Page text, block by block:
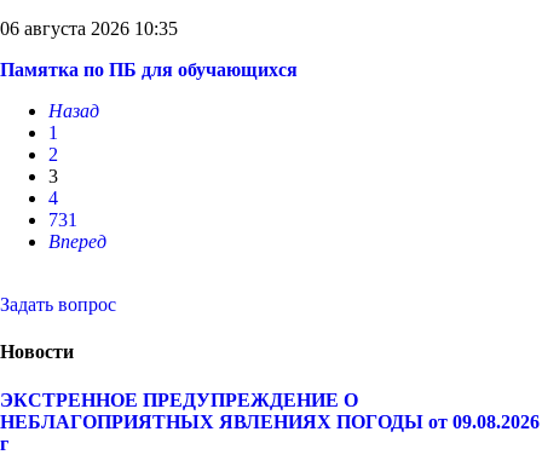
06 августа 2026 10:35
Памятка по ПБ для обучающихся
Назад
1
2
3
4
731
Вперед
Задать вопрос
Новости
ЭКСТРЕННОЕ ПРЕДУПРЕЖДЕНИЕ О
НЕБЛАГОПРИЯТНЫХ ЯВЛЕНИЯХ ПОГОДЫ от 09.08.2026
г